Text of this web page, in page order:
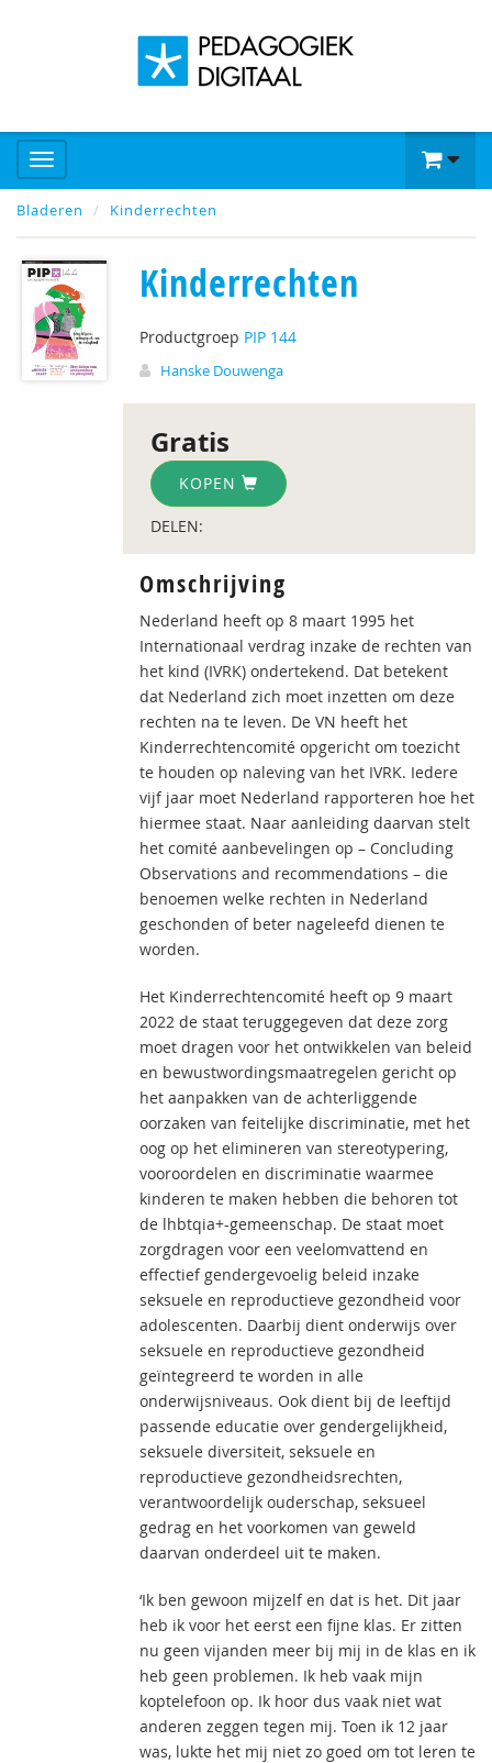
Bladeren Kinderrechten
Kinderrechten
Productgroep PIP 144
Hanske Douwenga
Gratis
KOPEN
DELEN:
Omschrijving
Nederland heeft op 8 maart 1995 het
Internationaal verdrag inzake de rechten van
het kind (IVRK) ondertekend. Dat betekent
dat Nederland zich moet inzetten om deze
rechten na te leven. De VN heeft het
Kinderrechtencomité opgericht om toezicht
te houden op naleving van het IVRK. Iedere
vijf jaar moet Nederland rapporteren hoe het
hiermee staat. Naar aanleiding daarvan stelt
het comité aanbevelingen op – Concluding
Observations and recommendations – die
benoemen welke rechten in Nederland
geschonden of beter nageleefd dienen te
worden.
Het Kinderrechtencomité heeft op 9 maart
2022 de staat teruggegeven dat deze zorg
moet dragen voor het ontwikkelen van beleid
en bewustwordingsmaatregelen gericht op
het aanpakken van de achterliggende
oorzaken van feitelijke discriminatie, met het
oog op het elimineren van stereotypering,
vooroordelen en discriminatie waarmee
kinderen te maken hebben die behoren tot
de lhbtqia+-gemeenschap. De staat moet
zorgdragen voor een veelomvattend en
effectief gendergevoelig beleid inzake
seksuele en reproductieve gezondheid voor
adolescenten. Daarbij dient onderwijs over
seksuele en reproductieve gezondheid
geïntegreerd te worden in alle
onderwijsniveaus. Ook dient bij de leeftijd
passende educatie over gendergelijkheid,
seksuele diversiteit, seksuele en
reproductieve gezondheidsrechten,
verantwoordelijk ouderschap, seksueel
gedrag en het voorkomen van geweld
daarvan onderdeel uit te maken.
‘Ik ben gewoon mijzelf en dat is het. Dit jaar
heb ik voor het eerst een fijne klas. Er zitten
nu geen vijanden meer bij mij in de klas en ik
heb geen problemen. Ik heb vaak mijn
koptelefoon op. Ik hoor dus vaak niet wat
anderen zeggen tegen mij. Toen ik 12 jaar
was, lukte het mij niet zo goed om tot leren te